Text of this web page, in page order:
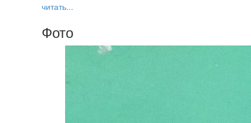
читать...
Фото